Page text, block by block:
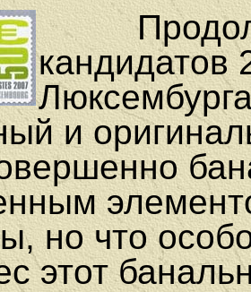
кандидатов
и
но что
этот